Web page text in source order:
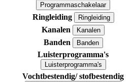
Programmaschakelaar
Ringleiding Ringleiding
Kanalen Kanalen
Banden
Banden
Luisterprogramma's
Luisterprogramma's
Vochtbestendig/ stofbestendig